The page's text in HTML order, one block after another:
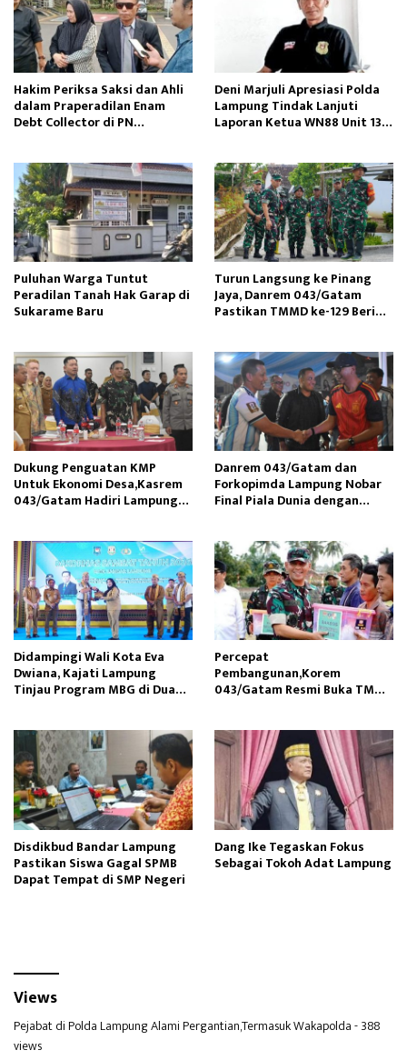
Hakim Periksa Saksi dan Ahli
dalam Praperadilan Enam
Debt Collector di PN
Deni Marjuli Apresiasi Polda
Lampung Tindak Lanjuti
Laporan Ketua WN88 Unit 13
Puluhan Warga Tuntut
Peradilan Tanah Hak Garap di
Sukarame Baru
Turun Langsung ke Pinang
Jaya, Danrem 043/Gatam
Pastikan TMMD ke-129 Beri
Dukung Penguatan KMP
Untuk Ekonomi Desa,Kasrem
043/Gatam Hadiri Lampung
Danrem 043/Gatam dan
Forkopimda Lampung Nobar
Final Piala Dunia dengan
Didampingi Wali Kota Eva
Dwiana, Kajati Lampung
Tinjau Program MBG di Dua
Percepat
Pembangunan,Korem
043/Gatam Resmi Buka TMMD
Disdikbud Bandar Lampung
Pastikan Siswa Gagal SPMB
Dapat Tempat di SMP Negeri
Dang Ike Tegaskan Fokus
Sebagai Tokoh Adat Lampung
Views
Pejabat di Polda Lampung Alami Pergantian,Termasuk Wakapolda- 388
views